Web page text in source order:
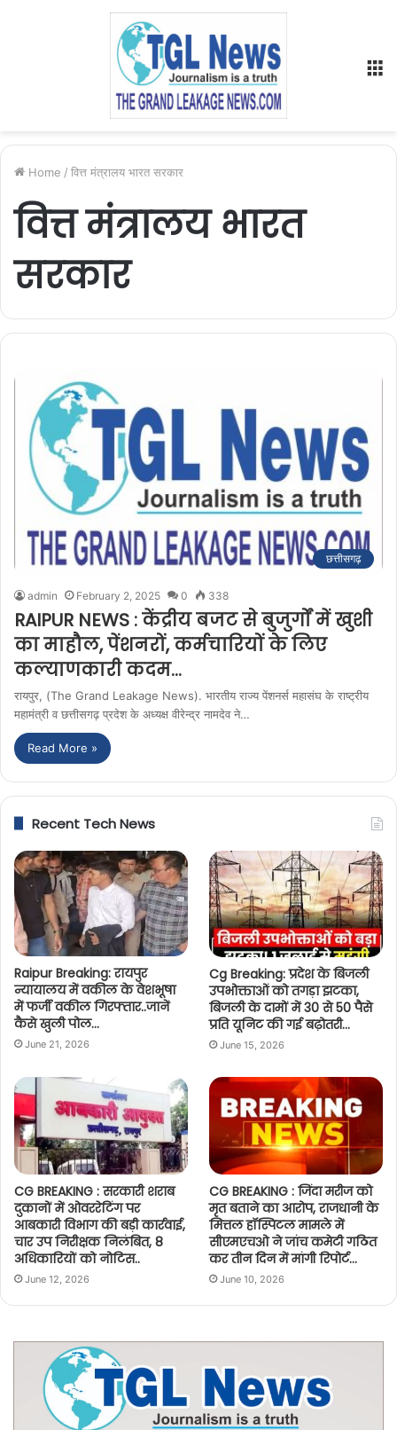
Home / वित्त मंत्रालय भारत सरकार
वित्त मंत्रालय भारत
सरकार
छत्तीसगढ़
admin February 2, 2025 0 338
RAIPUR NEWS : केंद्रीय बजट से बुजुर्गों में खुशी
का माहौल, पेंशनरों, कर्मचारियों के लिए
कल्याणकारी कदम…
रायपुर, (The Grand Leakage News). भारतीय राज्य पेंशनर्स महासंघ के राष्ट्रीय
महामंत्री व छत्तीसगढ़ प्रदेश के अध्यक्ष वीरेन्द्र नामदेव ने…
Read More »
Recent Tech News
Raipur Breaking: रायपुर
न्यायालय में वकील के वेशभूषा
में फर्जी वकील गिरफ्तार..जानें
कैसे खुली पोल…
June 21, 2026
Cg Breaking: प्रदेश के बिजली
उपभोक्ताओं को तगड़ा झटका,
बिजली के दामों में 30 से 50 पैसे
प्रति यूनिट की गई बढ़ोतरी…
June 15, 2026
CG BREAKING : सरकारी शराब
दुकानों में ओवररेटिंग पर
आबकारी विभाग की बड़ी कार्रवाई,
चार उप निरीक्षक निलंबित, 8
अधिकारियों को नोटिस..
June 12, 2026
CG BREAKING : जिंदा मरीज को
मृत बताने का आरोप, राजधानी के
मित्तल हॉस्पिटल मामले में
सीएमएचओ ने जांच कमेटी गठित
कर तीन दिन में मांगी रिपोर्ट…
June 10, 2026